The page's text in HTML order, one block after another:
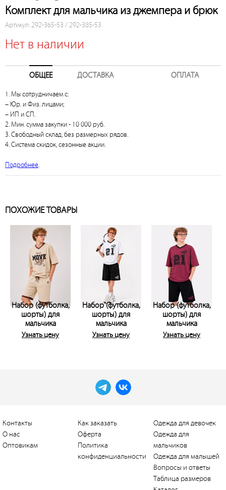
Комплект для мальчика из джемпера и брюк
Артикул: 292-365-53 / 292-385-53
Нет в наличии
ОБЩЕЕ ДОСТАВКА ОПЛАТА
1. Мы сотрудничаем с:
– Юр. и Физ. лицами;
– ИП и СП.
2. Мин. сумма закупки - 10 000 руб.
3. Свободный склад, без размерных рядов.
4. Система скидок, сезонные акции.
Подробнее.
ПОХОЖИЕ ТОВАРЫ
Набор (футболка,
шорты) для
мальчика
Узнать цену
Набор (футболка,
шорты) для
мальчика
Узнать цену
Набор (футболка,
шорты) для
мальчика
Узнать цену
Контакты
О нас
Оптовикам
Как заказать
Оферта
Политика
конфиденциальности
Одежда для девочек
Одежда для
мальчиков
Одежда для малышей
Вопросы и ответы
Таблица размеров